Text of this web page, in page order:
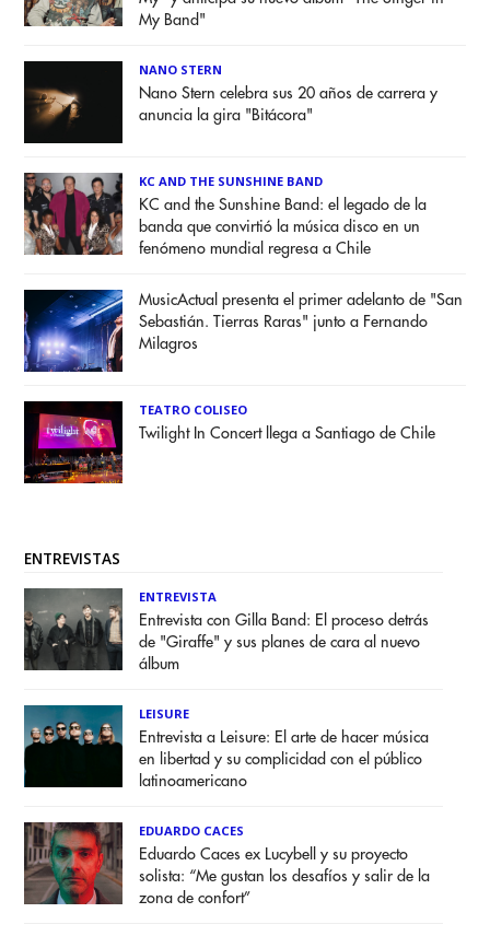
My Band"
NANO STERN
Nano Stern celebra sus 20 años de carrera y
anuncia la gira "Bitácora"
KC AND THE SUNSHINE BAND
KC and the Sunshine Band: el legado de la
banda que convirtió la música disco en un
fenómeno mundial regresa a Chile
MusicActual presenta el primer adelanto de "San
Sebastián. Tierras Raras" junto a Fernando
Milagros
TEATRO COLISEO
Twilight In Concert llega a Santiago de Chile
ENTREVISTAS
ENTREVISTA
Entrevista con Gilla Band: El proceso detrás
de "Giraffe" y sus planes de cara al nuevo
álbum
LEISURE
Entrevista a Leisure: El arte de hacer música
en libertad y su complicidad con el público
latinoamericano
EDUARDO CACES
Eduardo Caces ex Lucybell y su proyecto
solista: “Me gustan los desafíos y salir de la
zona de confort”